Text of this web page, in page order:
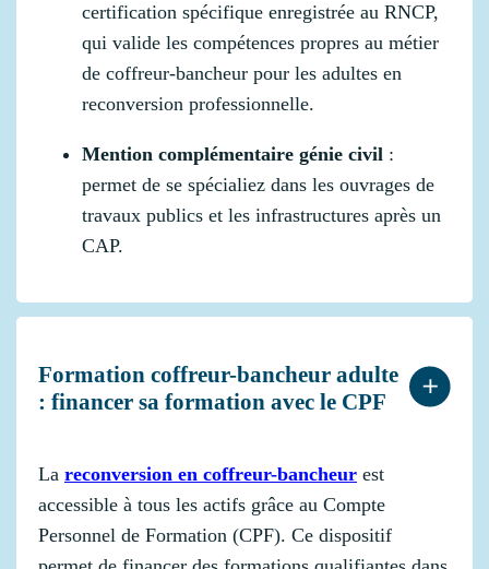
certification spécifique enregistrée au RNCP,
qui valide les compétences propres au métier
de coffreur-bancheur pour les adultes en
reconversion professionnelle.
Mention complémentaire génie civil :
permet de se spécialiez dans les ouvrages de
travaux publics et les infrastructures après un
CAP.
Formation coffreur-bancheur adulte
: financer sa formation avec le CPF
La reconversion en coffreur-bancheur est
accessible à tous les actifs grâce au Compte
Personnel de Formation (CPF). Ce dispositif